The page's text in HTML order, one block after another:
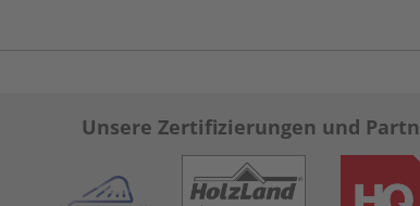
Unsere Zertifizierungen und